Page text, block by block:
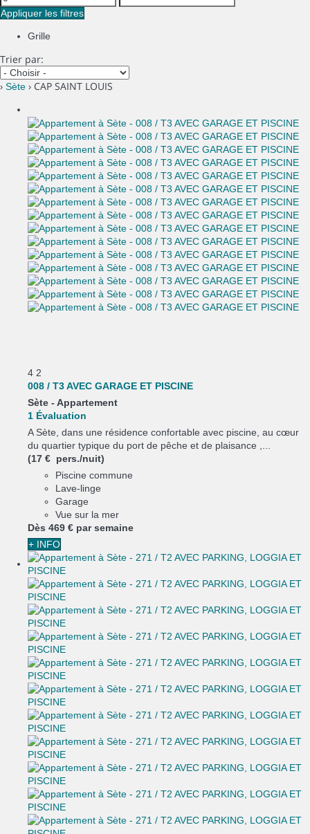
Appliquer les filtres
Grille
Trier par:
› Sète › CAP SAINT LOUIS
4 2
008 / T3 AVEC GARAGE ET PISCINE
Sète - Appartement
1 Évaluation
A Sète, dans une résidence confortable avec piscine, au cœur
du quartier typique du port de pêche et de plaisance ,...
(17 € pers./nuit)
Piscine commune
Lave-linge
Garage
Vue sur la mer
Dès 469 € par semaine
+ INFO